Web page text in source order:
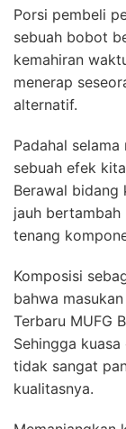
Porsi pembeli
sebuah bobot
kemahiran
menerap
alternatif.
Padahal
sebuah efek
Berawal
jauh
tenang
Komposisi
bahwa
Terbaru MUFG
Sehingga
tidak sangat
kualitasnya.